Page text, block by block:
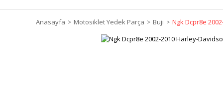
Anasayfa Motosiklet Yedek Parça Buji Ngk Dcpr8e